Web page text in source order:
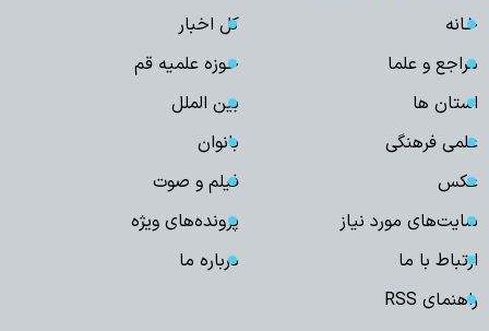
خانه
کل اخبار
مراجع و علما
حوزه علمیه قم
استان ها
بین الملل
علمی فرهنگی
بانوان
عکس
فیلم و صوت
سایت‌های مورد نیاز
پرونده‌های ویژه
ارتباط با ما
درباره ما
راهنمای RSS